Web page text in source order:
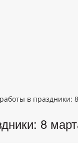
в праздники:
8